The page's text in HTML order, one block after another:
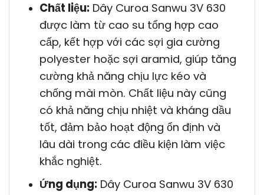
Chất liệu:Dây Curoa Sanwu 3V 630
được làm từ cao su tổng hợp cao
cấp, kết hợp với các sợi gia cường
polyester hoặc sợi aramid, giúp tăng
cường khả năng chịu lực kéo và
chống mài mòn. Chất liệu này cũng
có khả năng chịu nhiệt và kháng dầu
tốt, đảm bảo hoạt động ổn định và
lâu dài trong các điều kiện làm việc
khắc nghiệt.
Ứng dụng:Dây Curoa Sanwu 3V 630